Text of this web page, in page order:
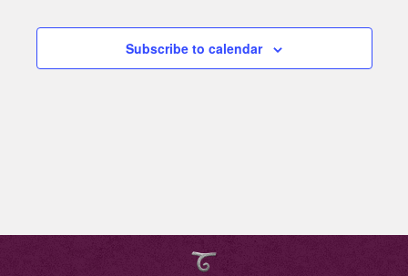
Subscribe to calendar